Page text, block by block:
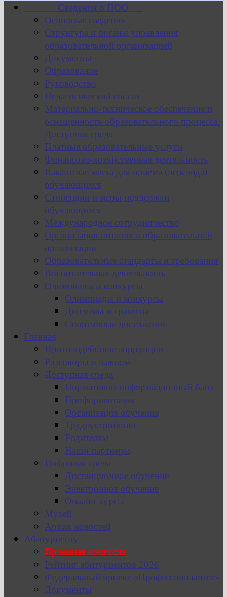
Сведения о ПОО
Основные сведения
Структура и органы управления
образовательной организацией
Документы
Образование
Руководство
Педагогический состав
Материально-техническое обеспечение и
оснащенность образовательного процесса.
Доступная среда
Платные образовательные услуги
Финансово-хозяйственная деятельность
Вакантные места для приема (перевода)
обучающихся
Стипендии и меры поддержки
обучающихся
Международное сотрудничество
Организация питания в образовательной
организации
Образовательные стандарты и требования
Воспитательная деятельность
Олимпиады и конкурсы
Олимпиады и конкурсы
Дипломы и грамоты
Спортивные достижения
Главная
Противодействие коррупции
Разговоры о важном
Доступная среда
Нормативно-информационный блок
Профориентация
Организация обучения
Трудоустройство
Родителям
Наши партнеры
Цифровая среда
Дистанционное обучение
Электронное обучение
Онлайн-курсы
Музей
Архив новостей
Абитуриенту
Приемная комиссия
Рейтинг абитуриентов 2026
Федеральный проект «Профессионалитет»
Документы